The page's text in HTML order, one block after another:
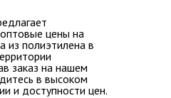
цены на
из полиэтилена в
заказ на нашем
в высоком
и доступности цен.